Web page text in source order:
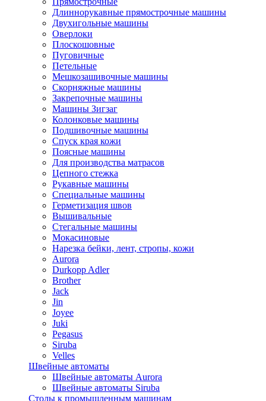
Длиннорукавные прямострочные машины
Двухигольные машины
Оверлоки
Плоскошовные
Пуговичные
Петельные
Мешкозашивочные машины
Скорняжные машины
Закрепочные машины
Машины Зигзаг
Колонковые машины
Подшивочные машины
Спуск края кожи
Поясные машины
Для производства матрасов
Цепного стежка
Рукавные машины
Специальные машины
Герметизация швов
Вышивальные
Стегальные машины
Мокасиновые
Нарезка бейки, лент, стропы, кожи
Aurora
Durkopp Adler
Brother
Jack
Jin
Joyee
Juki
Pegasus
Siruba
Velles
Швейные автоматы
Швейные автоматы Aurora
Швейные автоматы Siruba
Столы к промышленным машинам